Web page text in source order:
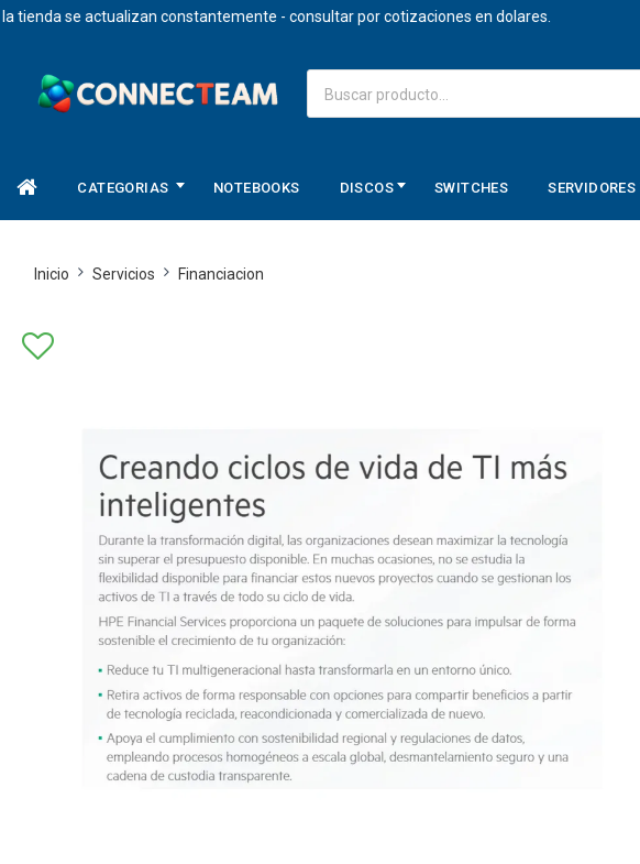
se actualizan constantemente - consultar por cotizaciones en dolares.
CATEGORIAS NOTEBOOKS DISCOS SWITCHES SERVIDORES
Inicio Servicios Financiacion